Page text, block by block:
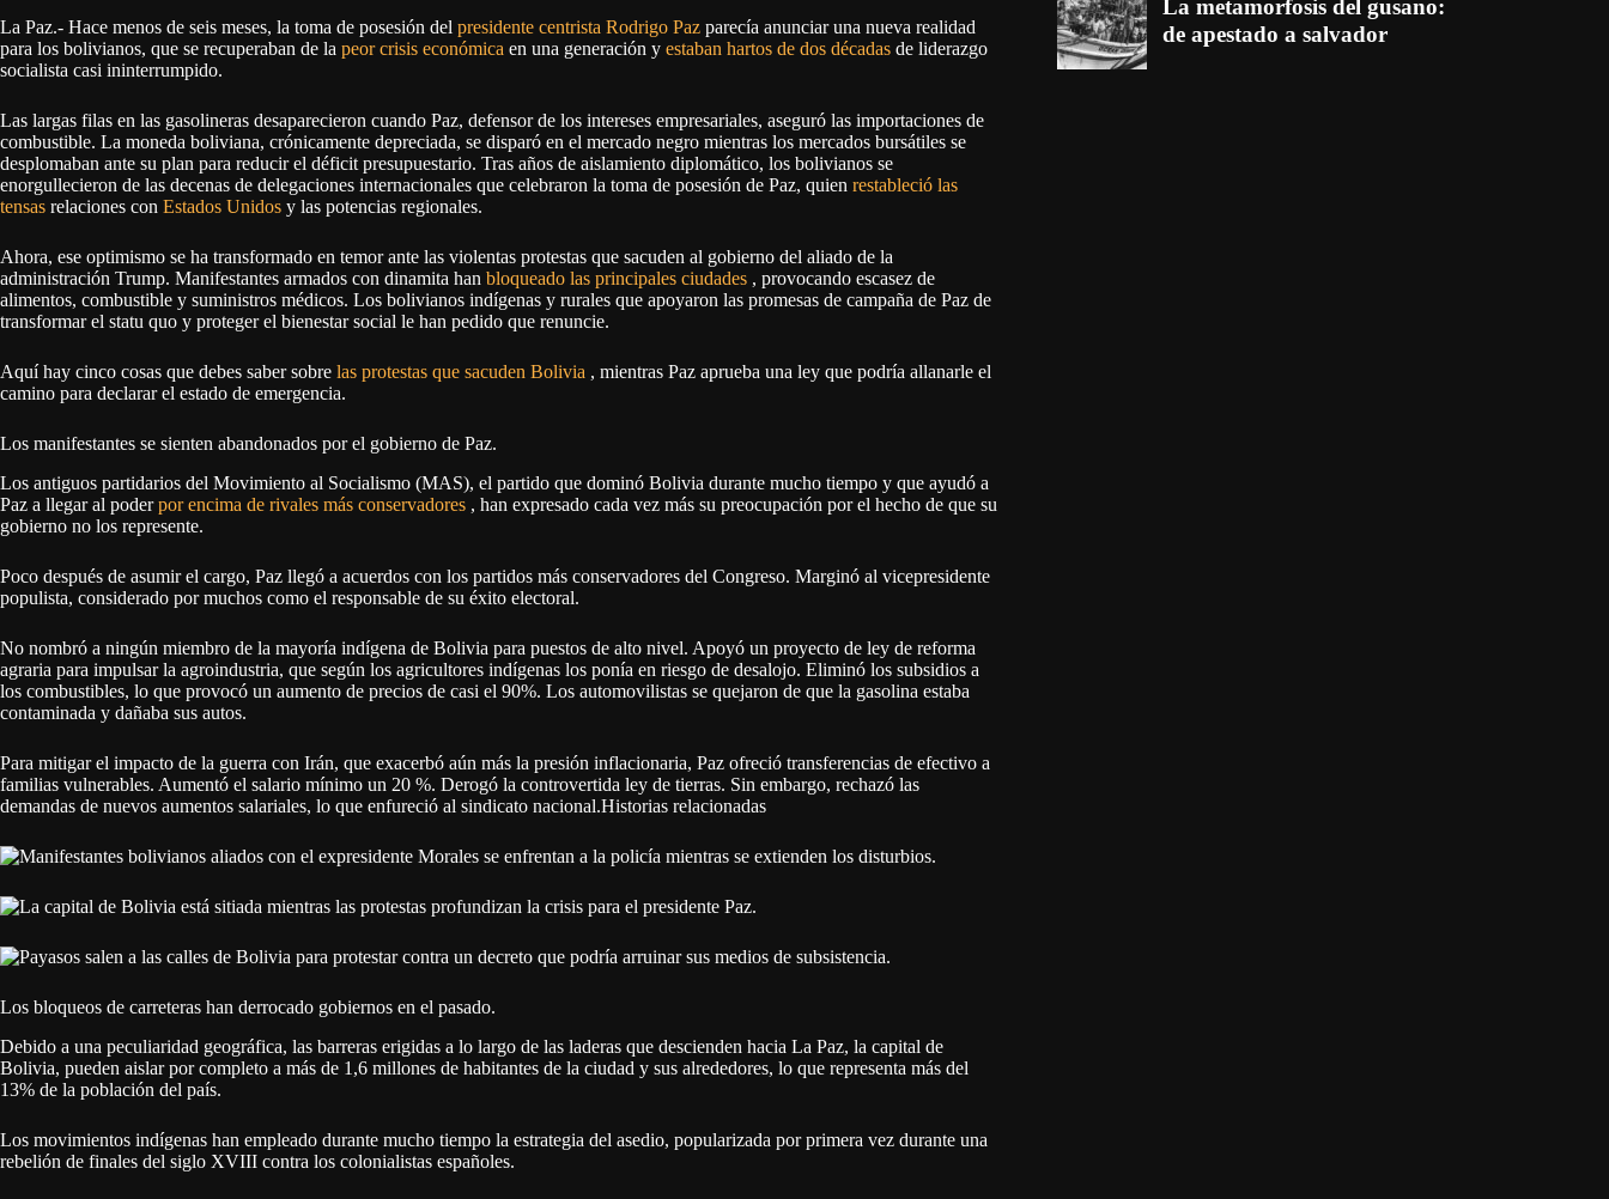
La Paz.- Hace menos de seis meses, la toma de posesión del presidente centrista Rodrigo Paz parecía anunciar una nueva realidad
para los bolivianos, que se recuperaban de la peor crisis económica en una generación y estaban hartos de dos décadas de liderazgo
socialista casi ininterrumpido.
Las largas filas en las gasolineras desaparecieron cuando Paz, defensor de los intereses empresariales, aseguró las importaciones de
combustible. La moneda boliviana, crónicamente depreciada, se disparó en el mercado negro mientras los mercados bursátiles se
desplomaban ante su plan para reducir el déficit presupuestario. Tras años de aislamiento diplomático, los bolivianos se
enorgullecieron de las decenas de delegaciones internacionales que celebraron la toma de posesión de Paz, quien restableció las
tensas relaciones con Estados Unidos y las potencias regionales.
Ahora, ese optimismo se ha transformado en temor ante las violentas protestas que sacuden al gobierno del aliado de la
administración Trump. Manifestantes armados con dinamita han bloqueado las principales ciudades , provocando escasez de
alimentos, combustible y suministros médicos. Los bolivianos indígenas y rurales que apoyaron las promesas de campaña de Paz de
transformar el statu quo y proteger el bienestar social le han pedido que renuncie.
Aquí hay cinco cosas que debes saber sobre las protestas que sacuden Bolivia , mientras Paz aprueba una ley que podría allanarle el
camino para declarar el estado de emergencia.
Los manifestantes se sienten abandonados por el gobierno de Paz.
Los antiguos partidarios del Movimiento al Socialismo (MAS), el partido que dominó Bolivia durante mucho tiempo y que ayudó a
Paz a llegar al poderpor encima de rivales más conservadores , han expresado cada vez más su preocupación por el hecho de que su
gobierno no los represente.
Poco después de asumir el cargo, Paz llegó a acuerdos con los partidos más conservadores del Congreso. Marginó al vicepresidente
populista, considerado por muchos como el responsable de su éxito electoral.
No nombró a ningún miembro de la mayoría indígena de Bolivia para puestos de alto nivel. Apoyó un proyecto de ley de reforma
agraria para impulsar la agroindustria, que según los agricultores indígenas los ponía en riesgo de desalojo. Eliminó los subsidios a
los combustibles, lo que provocó un aumento de precios de casi el 90%. Los automovilistas se quejaron de que la gasolina estaba
contaminada y dañaba sus autos.
Para mitigar el impacto de la guerra con Irán, que exacerbó aún más la presión inflacionaria, Paz ofreció transferencias de efectivo a
familias vulnerables. Aumentó el salario mínimo un 20 %. Derogó la controvertida ley de tierras. Sin embargo, rechazó las
demandas de nuevos aumentos salariales, lo que enfureció al sindicato nacional.Historias relacionadas
Los bloqueos de carreteras han derrocado gobiernos en el pasado.
Debido a una peculiaridad geográfica, las barreras erigidas a lo largo de las laderas que descienden hacia La Paz, la capital de
Bolivia, pueden aislar por completo a más de 1,6 millones de habitantes de la ciudad y sus alrededores, lo que representa más del
13% de la población del país.
Los movimientos indígenas han empleado durante mucho tiempo la estrategia del asedio, popularizada por primera vez durante una
rebelión de finales del siglo XVIII contra los colonialistas españoles.